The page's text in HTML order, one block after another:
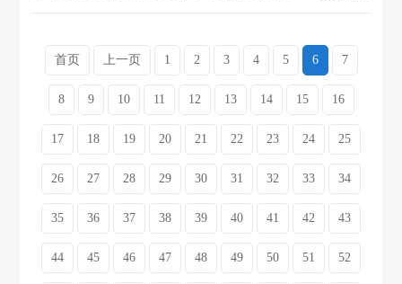
首页 上一页 1 2 3 4 5 6 7
8 9 10 11 12 13 14 15 16
17 18 19 20 21 22 23 24 25
26 27 28 29 30 31 32 33 34
35 36 37 38 39 40 41 42 43
44 45 46 47 48 49 50 51 52